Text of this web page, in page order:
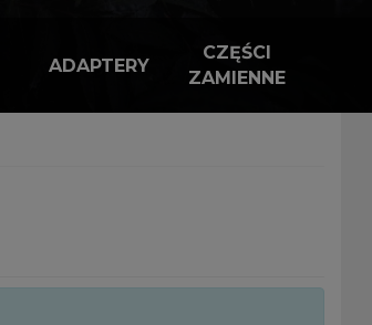
ADAPTERY
CZĘŚCI
ZAMIENNE